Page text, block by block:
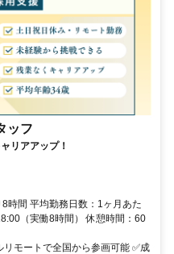
ッフ
リアアップ！
時間 平均勤務日数：1ヶ月あた
（実働8時間） 休憩時間：60
モートで全国から参画可能 ✅成